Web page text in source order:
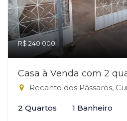
R$ 240.000
Casa à Venda com 2
Recanto dos Pássaros,
2 Quartos 1 Banheiro